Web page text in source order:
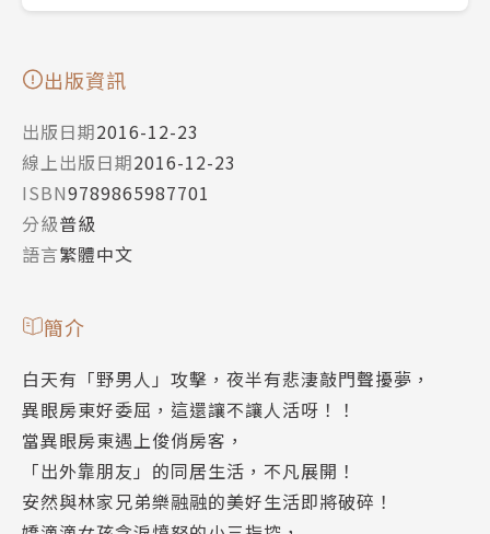
出版資訊
出版日期2016-12-23
線上出版日期2016-12-23
ISBN9789865987701
分級普級
語言繁體中文
簡介
白天有「野男人」攻擊，夜半有悲淒敲門聲擾夢，
異眼房東好委屈，這還讓不讓人活呀！！
當異眼房東遇上俊俏房客，
「出外靠朋友」的同居生活，不凡展開！
安然與林家兄弟樂融融的美好生活即將破碎！